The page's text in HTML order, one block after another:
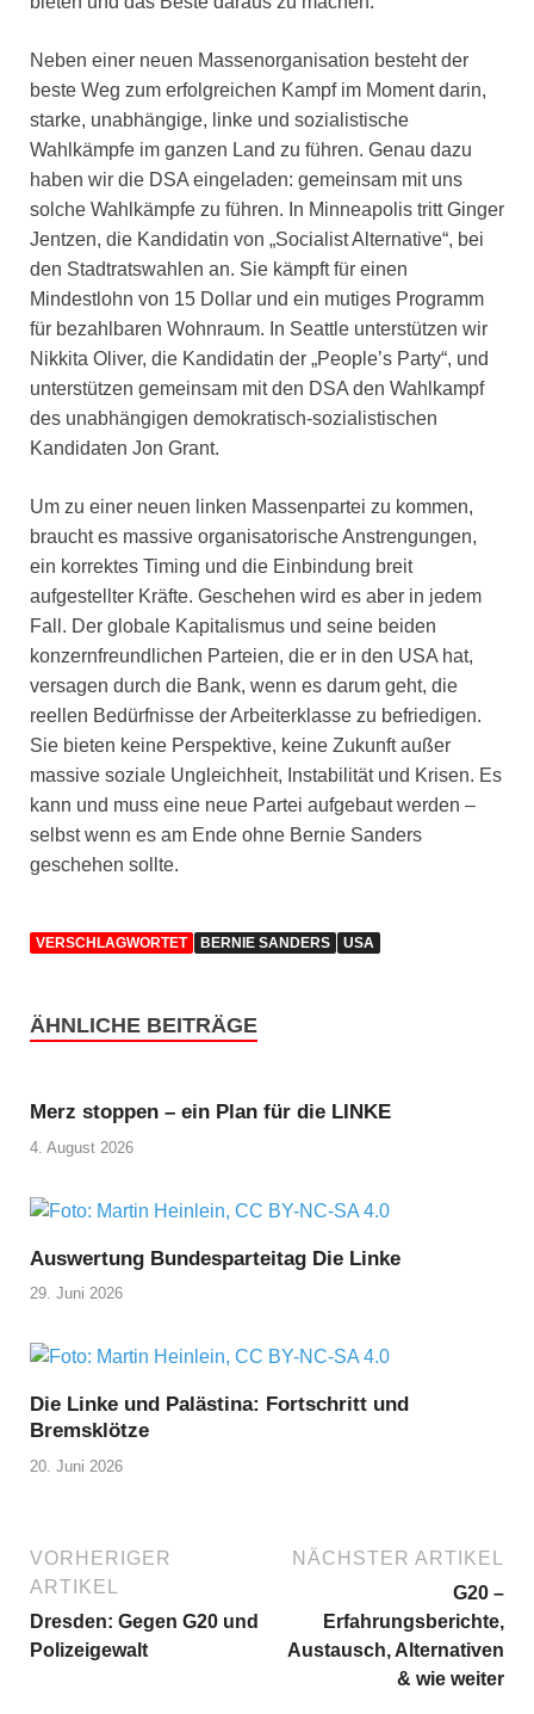
Neben einer neuen Massenorganisation besteht der
beste Weg zum erfolgreichen Kampf im Moment darin,
starke, unabhängige, linke und sozialistische
Wahlkämpfe im ganzen Land zu führen. Genau dazu
haben wir die DSA eingeladen: gemeinsam mit uns
solche Wahlkämpfe zu führen. In Minneapolis tritt Ginger
Jentzen, die Kandidatin von „Socialist Alternative“, bei
den Stadtratswahlen an. Sie kämpft für einen
Mindestlohn von 15 Dollar und ein mutiges Programm
für bezahlbaren Wohnraum. In Seattle unterstützen wir
Nikkita Oliver, die Kandidatin der „People’s Party“, und
unterstützen gemeinsam mit den DSA den Wahlkampf
des unabhängigen demokratisch-sozialistischen
Kandidaten Jon Grant.
Um zu einer neuen linken Massenpartei zu kommen,
braucht es massive organisatorische Anstrengungen,
ein korrektes Timing und die Einbindung breit
aufgestellter Kräfte. Geschehen wird es aber in jedem
Fall. Der globale Kapitalismus und seine beiden
konzernfreundlichen Parteien, die er in den USA hat,
versagen durch die Bank, wenn es darum geht, die
reellen Bedürfnisse der Arbeiterklasse zu befriedigen.
Sie bieten keine Perspektive, keine Zukunft außer
massive soziale Ungleichheit, Instabilität und Krisen. Es
kann und muss eine neue Partei aufgebaut werden –
selbst wenn es am Ende ohne Bernie Sanders
geschehen sollte.
VERSCHLAGWORTET BERNIE SANDERS USA
ÄHNLICHE BEITRÄGE
Merz stoppen – ein Plan für die LINKE
4. August 2026
Auswertung Bundesparteitag Die Linke
29. Juni 2026
Die Linke und Palästina: Fortschritt und
Bremsklötze
20. Juni 2026
VORHERIGER
ARTIKEL
Dresden: Gegen G20 und
Polizeigewalt
NÄCHSTER ARTIKEL
G20 –
Erfahrungsberichte,
Austausch, Alternativen
& wie weiter